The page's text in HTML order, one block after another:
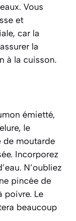
Vous
et
car la
la
à la cuisson.
émietté,
le
de moutarde
Incorporez
N’oubliez
pincée de
poivre. Le
beaucoup